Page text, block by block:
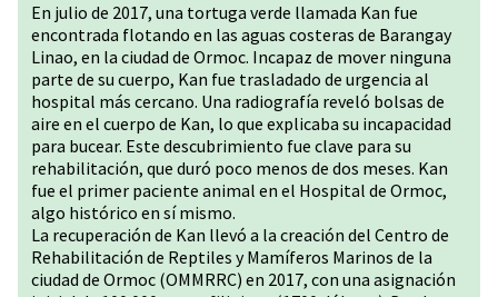
En julio de 2017, una tortuga verde llamada Kan fue
encontrada flotando en las aguas costeras de Barangay
Linao, en la ciudad de Ormoc. Incapaz de mover ninguna
parte de su cuerpo, Kan fue trasladado de urgencia al
hospital más cercano. Una radiografía reveló bolsas de
aire en el cuerpo de Kan, lo que explicaba su incapacidad
para bucear. Este descubrimiento fue clave para su
rehabilitación, que duró poco menos de dos meses. Kan
fue el primer paciente animal en el Hospital de Ormoc,
algo histórico en sí mismo.
La recuperación de Kan llevó a la creación del Centro de
Rehabilitación de Reptiles y Mamíferos Marinos de la
ciudad de Ormoc (OMMRRC) en 2017, con una asignación